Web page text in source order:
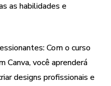
as habilidades e
Com o curso
Canva, você aprenderá
designs profissionais e